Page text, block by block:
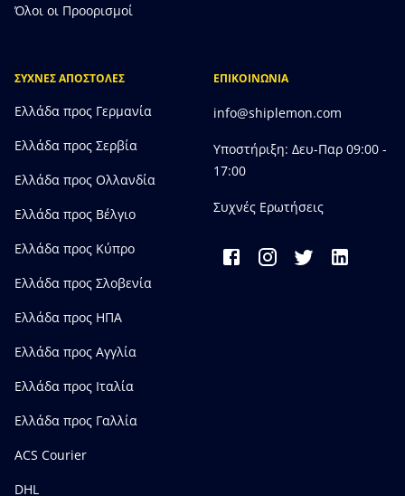
Όλοι οι Προορισμοί
ΣΥΧΝΕΣ ΑΠΟΣΤΟΛΕΣ
Ελλάδα προς Γερμανία
Ελλάδα προς Σερβία
Ελλάδα προς Ολλανδία
Ελλάδα προς Bέλγιο
Ελλάδα προς Κύπρο
Ελλάδα προς Σλοβενία
Ελλάδα προς ΗΠΑ
Ελλάδα προς Αγγλία
Ελλάδα προς Ιταλία
Ελλάδα προς Γαλλία
ACS Courier
DHL
ΕΠΙΚΟΙΝΩΝΙΑ
info@shiplemon.com
Υποστήριξη: Δευ-Παρ 09:00 -
17:00
Συχνές Ερωτήσεις